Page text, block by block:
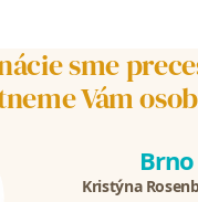
sme
Vám
Brno
Kristýna